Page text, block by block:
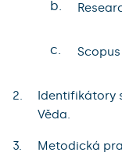
b.
c.
Identifikátory
Věda.
Metodická